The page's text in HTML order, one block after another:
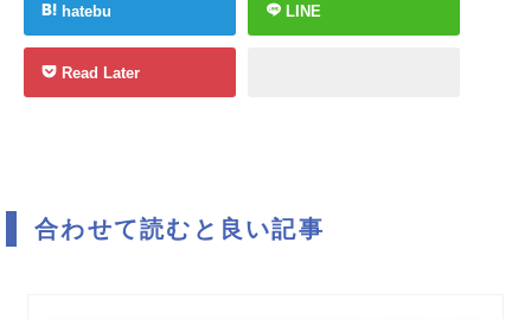
hatebu LINE
Read Later
合わせて読むと良い記事